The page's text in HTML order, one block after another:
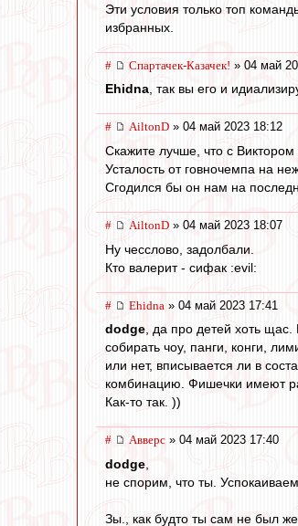
Эти условия только топ
избранных.
# Спартачек-Казачек! » 04 май
Ehidna, так вы его и
# AiltonD » 04 май 2023 18:12
Скажите лучше, что с
Усталость от говночемпа на
Сгодился бы он нам на
# AiltonD » 04 май 2023 18:07
Ну чесслово, задолбали.
Кто валерит - сифак :evil:
# Ehidna » 04 май 2023 17:41
dodge , да про детей хоть
собирать чоу, панги, конги,
или нет, вписывается ли в
комбинацию. Фишечки имеют
Как-то так. ))
# Авверс » 04 май 2023 17:40
dodge
не спорим, что ты.
Зы., как будто ты сам не был